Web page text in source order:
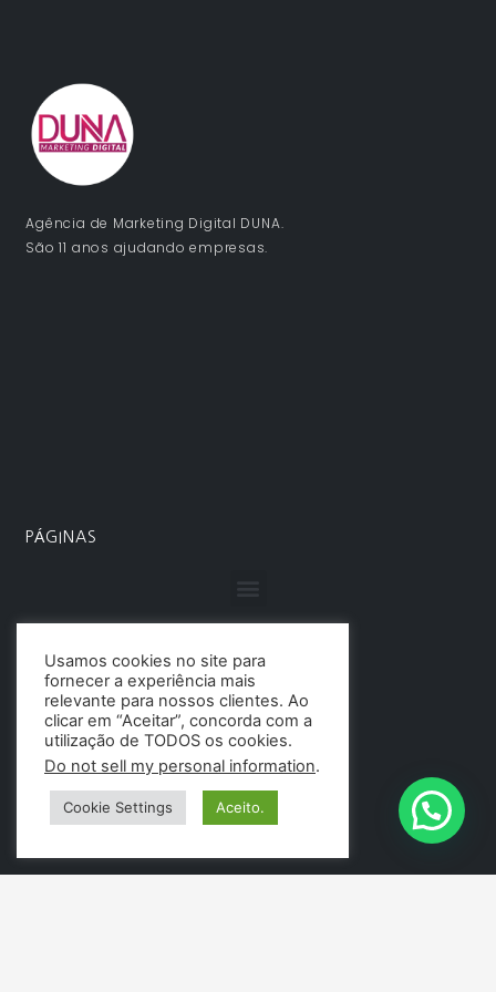
Agência de Marketing Digital DUNA.
São 11 anos ajudando empresas.
PÁGINAS
Usamos cookies no site para
fornecer a experiência mais
relevante para nossos clientes. Ao
clicar em “Aceitar”, concorda com a
utilização de TODOS os cookies.
Do not sell my personal information.
Cookie Settings Aceito.